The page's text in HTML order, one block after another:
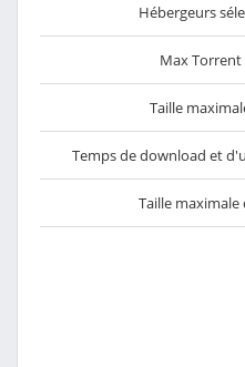
Hébergeurs
Max Torrent
Taille
Temps de download et
Taille